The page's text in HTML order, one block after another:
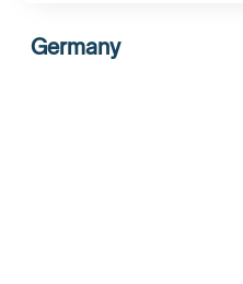
Germany